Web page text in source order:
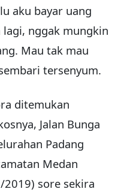
aku bayar uang
lagi, nggak mungkin
Mau tak mau
tersenyum.
ditemukan
Jalan Bunga
Padang
Medan
2019) sore sekira